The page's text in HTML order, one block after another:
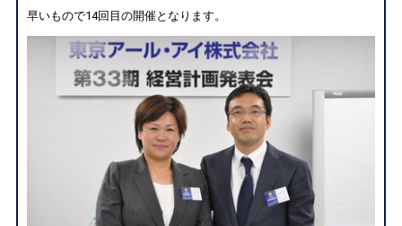
早いもので14回目の開催となります。